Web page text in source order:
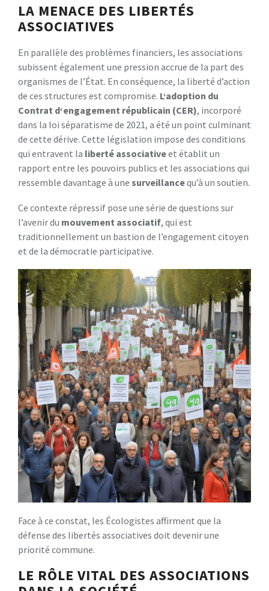
LA MENACE DES LIBERTÉS
ASSOCIATIVES
En parallèle des problèmes financiers, les associations
subissent également une pression accrue de la part des
organismes de l’État. En conséquence, la liberté d’action
de ces structures est compromise. L‘adoption du
Contrat d‘engagement républicain (CER), incorporé
dans la loi séparatisme de 2021, a été un point culminant
de cette dérive. Cette législation impose des conditions
qui entravent la liberté associativeet établit un
rapport entre les pouvoirs publics et les associations qui
ressemble davantage à une surveillancequ’à un soutien.
Ce contexte répressif pose une série de questions sur
l’avenir du mouvement associatif, qui est
traditionnellement un bastion de l’engagement citoyen
et de la démocratie participative.
Face à ce constat, les Écologistes affirment que la
défense des libertés associatives doit devenir une
priorité commune.
LE RÔLE VITAL DES ASSOCIATIONS